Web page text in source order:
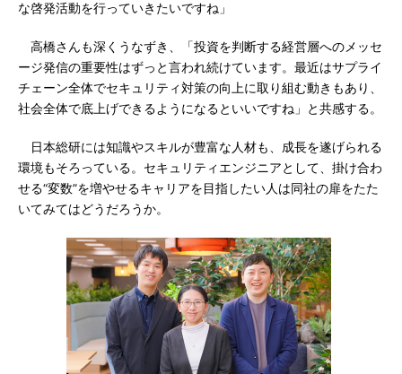
な啓発活動を行っていきたいですね」
高橋さんも深くうなずき、「投資を判断する経営層へのメッセ
ージ発信の重要性はずっと言われ続けています。最近はサプライ
チェーン全体でセキュリティ対策の向上に取り組む動きもあり、
社会全体で底上げできるようになるといいですね」と共感する。
日本総研には知識やスキルが豊富な人材も、成長を遂げられる
環境もそろっている。セキュリティエンジニアとして、掛け合わ
せる“変数”を増やせるキャリアを目指したい人は同社の扉をたた
いてみてはどうだろうか。